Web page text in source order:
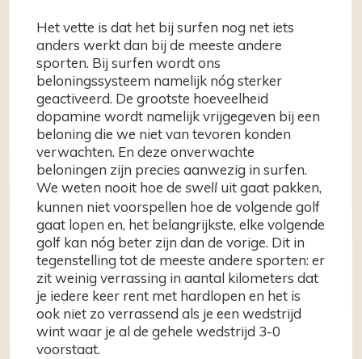
Het vette is dat het bij surfen nog net iets
anders werkt dan bij de meeste andere
sporten. Bij surfen wordt ons
beloningssysteem namelijk nóg sterker
geactiveerd. De grootste hoeveelheid
dopamine wordt namelijk vrijgegeven bij een
beloning die we niet van tevoren konden
verwachten. En deze onverwachte
beloningen zijn precies aanwezig in surfen.
We weten nooit hoe deswell uit gaat pakken,
kunnen niet voorspellen hoe de volgende golf
gaat lopen en, het belangrijkste, elke volgende
golf kan nóg beter zijn dan de vorige. Dit in
tegenstelling tot de meeste andere sporten: er
zit weinig verrassing in aantal kilometers dat
je iedere keer rent met hardlopen en het is
ook niet zo verrassend als je een wedstrijd
wint waar je al de gehele wedstrijd 3-0
voorstaat.